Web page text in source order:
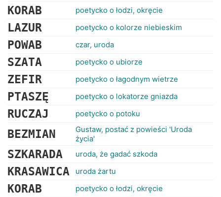
KORAB poetycko o łodzi, okręcie
LAZUR poetycko o kolorze niebieskim
POWAB czar, uroda
SZATA poetycko o ubiorze
ZEFIR poetycko o łagodnym wietrze
PTASZĘ poetycko o lokatorze gniazda
RUCZAJ poetycko o potoku
BEZMIAN
Gustaw, postać z powieści 'Uroda
życia'
SZKARADA uroda, że gadać szkoda
KRASAWICA uroda żartu
KORAB poetycko o łodzi, okręcie